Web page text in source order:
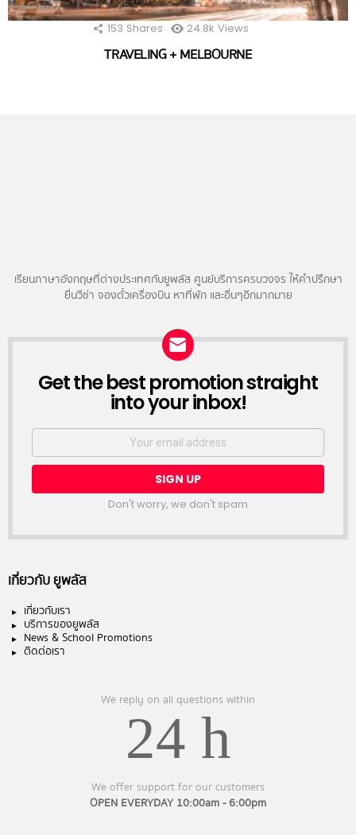
153 Shares 24.8k Views
TRAVELING + MELBOURNE
เรียนภาษาอังกฤษที่ต่างประเทศกับยูพลัส ศูนย์บริการครบวงจร ให้คำปรึกษา
ยื่นวีซ่า จองตั๋วเครื่องบิน หาที่พัก และอื่นๆอีกมากมาย
NEWSLETTER
Get the best promotion straight
into your inbox!
Email
Don't worry, we don't spam
เกี่ยวกับ ยูพลัส
เกี่ยวกับเรา
บริการของยูพลัส
News & School Promotions
ติดต่อเรา
We reply on all questions within
24 h
We offer support for our customers
OPEN EVERYDAY 10:00am - 6:00pm